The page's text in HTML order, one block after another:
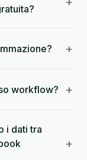
+
workflow? +
i dati tra
+